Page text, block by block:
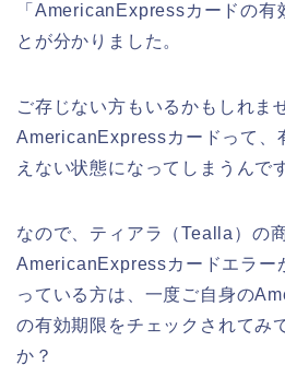
「AmericanExpressカードの有
とが分かりました。
ご存じない方もいるかもしれま
AmericanExpressカードって、
えない状態になってしまうんで
なので、ティアラ（Tealla）の
AmericanExpressカードエラー
っている方は、一度ご自身の
の有効期限をチェックされてみ
か？